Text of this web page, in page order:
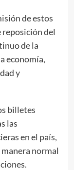
de estos
reposición del
de la
economía,
y
billetes
las
en el país,
normal